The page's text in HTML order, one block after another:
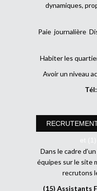
dynamiques,
Paie journalière
Habiter les
Avoir un niveau
et
Dans le cadre
équipes sur le site
recrutons
(15) Assistants